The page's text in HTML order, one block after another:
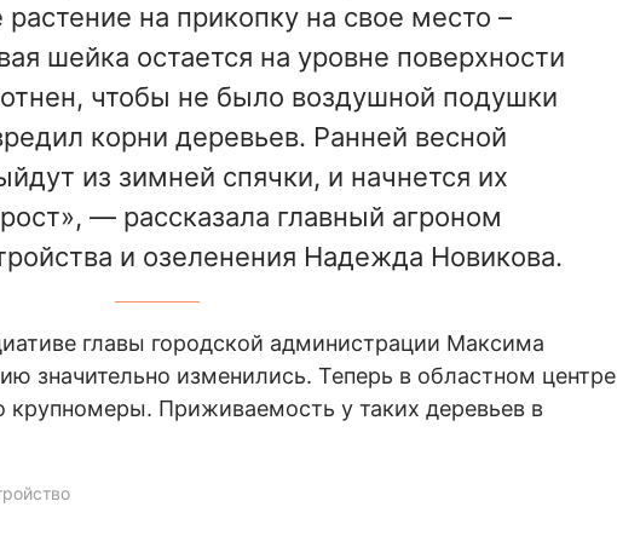
на прикопку на свое место –
шейка остается на уровне поверхности
чтобы не было воздушной подушки
корни деревьев. Ранней весной
из зимней спячки, и начнется их
— рассказала главный агроном
и озеленения Надежда Новикова.
главы городской администрации Максима
значительно изменились. Теперь в областном центре
Приживаемость у таких деревьев в